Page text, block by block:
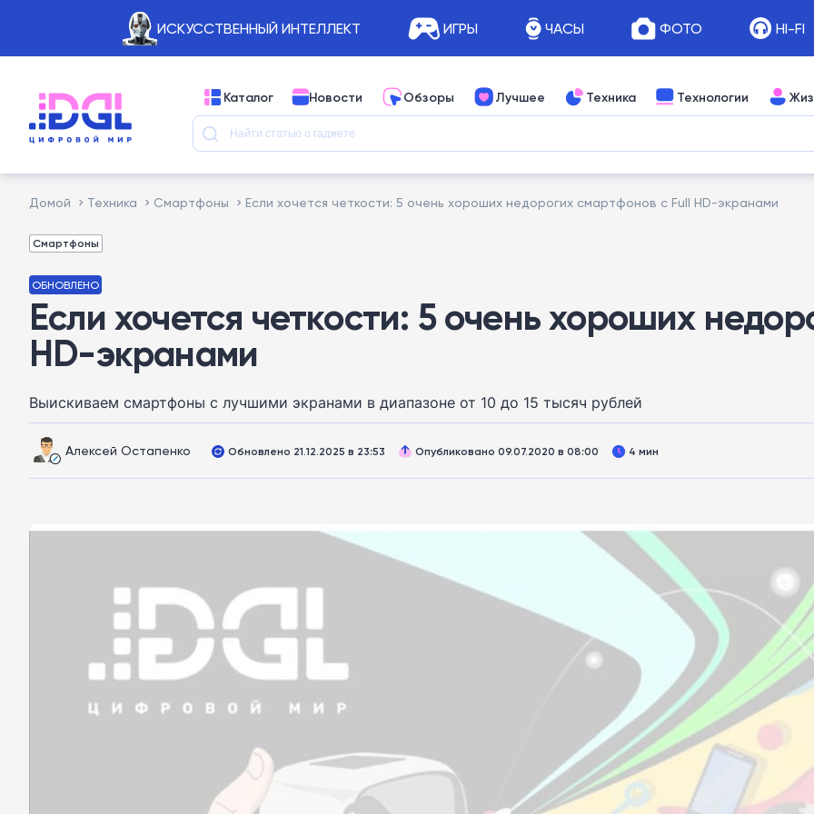
ИСКУССТВЕННЫЙ ИНТЕЛЛЕКТ ИГРЫ ЧАСЫ ФОТО HI-FI
Каталог Новости Обзоры Лучшее Техника Технологии
Домой Техника Смартфоны Если хочется четкости: 5 очень хороших недорогих смартфонов с Full HD-экранами
Смартфоны
ОБНОВЛЕНО
Если хочется четкости: 5 очень хороших
HD-экранами
Выискиваем смартфоны с лучшими экранами в диапазоне от 10 до 15 тысяч рублей
Алексей Остапенко Обновлено 21.12.2025 в 23:53 Опубликовано 09.07.2020 в 08:00 4 мин